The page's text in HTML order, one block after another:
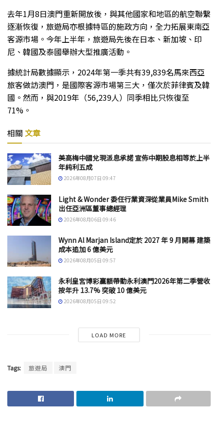
去年1月8日澳門重新開放後，與其他國家和地區的航空聯繫
逐漸恢復，旅遊局亦根據特區的施政方向，全力拓展東南亞
客源市場。今年上半年，旅遊局先後在日本、新加坡、印
尼、韓國及泰國舉辦大型推廣活動。
據統計局數據顯示，2024年第一季共有39,839名馬來西亞
旅客做訪澳門，是國際客源市場第三大，僅次於菲律賓及韓
國。然而，與2019年（56,239人）同季相比只恢復至
71%。
相關 文章
美高梅中國兌現派息承諾 宣佈中期股息相等於上半
年純利五成
2026年08月07日 09:47
Light & Wonder 委任行業資深從業員Mike Smith
出任亞洲區董事總經理
2026年08月06日 09:46
Wynn Al Marjan Island定於 2027 年 9 月開幕 建築
成本追加 6 億美元
2026年08月05日 09:57
永利皇宮博彩贏額帶動永利澳門2026年第二季營收
按年升 13.7% 突破 10 億美元
2026年08月05日 09:52
LOAD MORE
Tags: 旅遊局 澳門